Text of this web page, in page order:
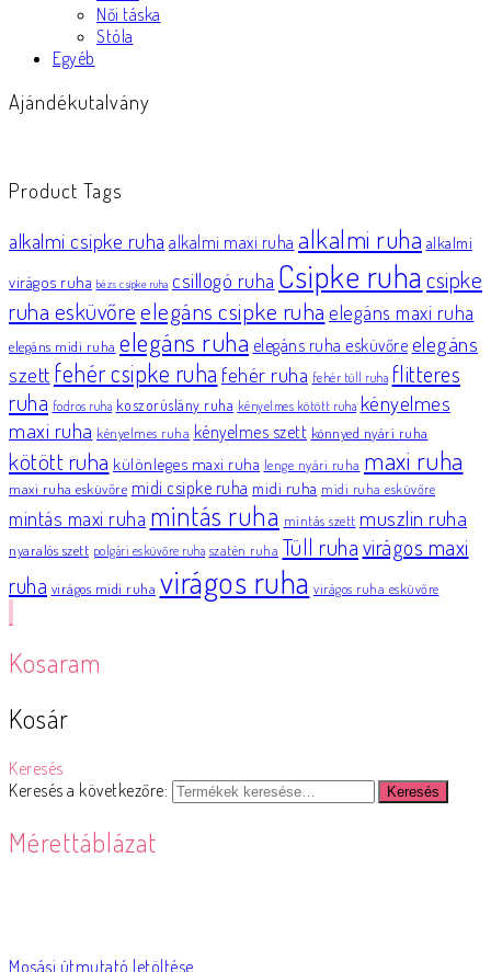
Női táska
Stóla
Egyéb
Ajándékutalvány
Product Tags
alkalmi csipke ruha alkalmi maxi ruha alkalmi ruha alkalmi
virágos ruha bézs csipke ruha csillogó ruha Csipke ruhacsipke
ruha esküvőreelegáns csipke ruha elegáns maxi ruha
elegáns midi ruha elegáns ruha elegáns ruha esküvőre elegáns
szett fehér csipke ruha fehér ruha fehér tüll ruha flitteres
ruha fodros ruha koszorúslány ruha kényelmes kötött ruha kényelmes
maxi ruha kényelmes ruha kényelmes szett könnyed nyári ruha
kötött ruha különleges maxi ruha lenge nyári ruha maxi ruha
maxi ruha esküvőre midi csipke ruha midi ruha midi ruha esküvőre
mintás maxi ruha mintás ruha mintás szett muszlin ruha
nyaralós szett polgári esküvőre ruha szatén ruha Tüll ruhavirágos maxi
ruha virágos midi ruha virágos ruha virágos ruha esküvőre
Kosaram
Kosár
Keresés
Keresés a következőre:
Keresés
Mérettáblázat
Mosási útmutató letöltése